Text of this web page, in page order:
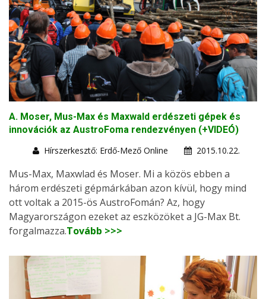
A. Moser, Mus-Max és Maxwald erdészeti gépek és
innovációk az AustroFoma rendezvényen (+VIDEÓ)
Hírszerkesztő: Erdő-Mező Online
2015.10.22.
Mus-Max, Maxwlad és Moser. Mi a közös ebben a
három erdészeti gépmárkában azon kívül, hogy mind
ott voltak a 2015-ös AustroFomán? Az, hogy
Magyarországon ezeket az eszközöket a JG-Max Bt.
forgalmazza.Tovább >>>